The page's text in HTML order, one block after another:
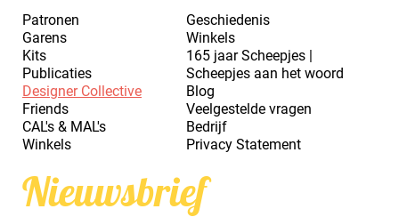
Patronen
Garens
Kits
Publicaties
Designer Collective
Friends
CAL's & MAL's
Winkels
Geschiedenis
Winkels
165 jaar Scheepjes |
Scheepjes aan het woord
Blog
Veelgestelde vragen
Bedrijf
Privacy Statement
Nieuwsbrief